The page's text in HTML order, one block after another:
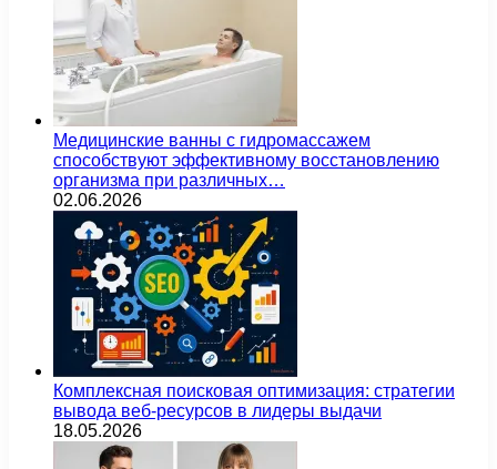
Медицинские ванны с гидромассажем
способствуют эффективному восстановлению
организма при различных…
02.06.2026
Комплексная поисковая оптимизация: стратегии
вывода веб-ресурсов в лидеры выдачи
18.05.2026